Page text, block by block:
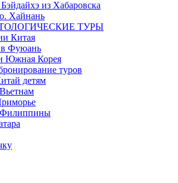
из Хабаровска
Хайнань
ТУРЫ
Китая
Фуюань
Южная Корея
туров
детям